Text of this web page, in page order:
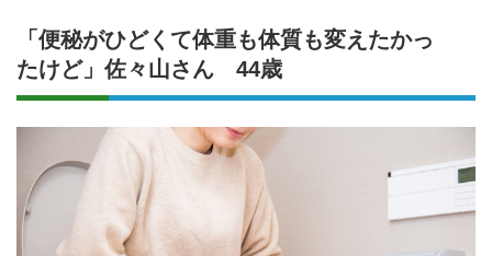
「便秘がひどくて体重も体質も変えたかっ
たけど」佐々山さん 44歳